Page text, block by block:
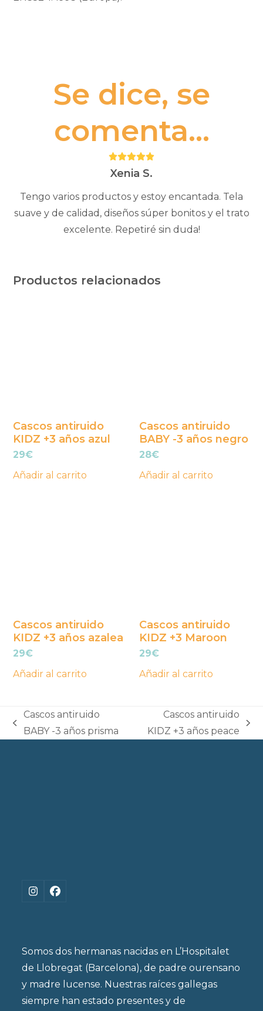
Se dice, se
comenta...
Puntuación:
5Xenia S.
Tengo varios productos y estoy encantada. Tela
suave y de calidad, diseños súper bonitos y el trato
excelente. Repetiré sin duda!
Productos relacionados
Cascos antiruido
KIDZ +3 años azul
29€
Añadir al carrito
Cascos antiruido
BABY -3 años negro
28€
Añadir al carrito
Cascos antiruido
KIDZ +3 años azalea
29€
Añadir al carrito
Cascos antiruido
KIDZ +3 Maroon
29€
Añadir al carrito
previous
Cascos antiruido
BABY -3 años prisma
next
Cascos antiruido
KIDZ +3 años peace
Instagram
Facebook
Somos dos hermanas nacidas en L’Hospitalet
de Llobregat (Barcelona), de padre ourensano
y madre lucense. Nuestras raíces gallegas
siempre han estado presentes y de